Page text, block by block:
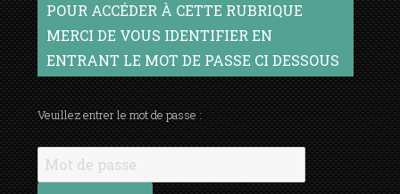
POUR ACCÉDER À CETTE RUBRIQUE
MERCI DE VOUS IDENTIFIER EN
ENTRANT LE MOT DE PASSE CI DESSOUS
Veuillez entrer le mot de passe :